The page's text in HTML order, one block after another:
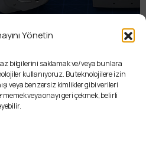
Yönetin
bilgilerini saklamak ve/veya bunlara
kullanıyoruz. Bu teknolojilere izin
veya benzersiz kimlikler gibi verileri
veya onayı geri çekmek, belirli
aittir, yalnızca sahipleri tarafından